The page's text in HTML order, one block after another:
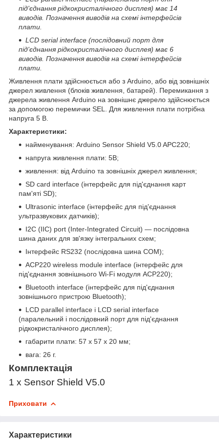
під'єднання рідкокристалічного дисплея) має 14
виводів. Позначення виводів на схемі інтерфейсів
плати.
LCD serial interface (послідовний порт для
під'єднання рідкокристалічного дисплея) має 6
виводів. Позначення виводів на схемі інтерфейсів
плати.
Живлення плати здійснюється або з Arduino, або від зовнішніх
джерел живлення (блоків живлення, батарей). Перемикання з
джерела живлення Arduino на зовнішнє джерело здійснюється
за допомогою перемички SEL. Для живлення плати потрібна
напруга 5 В.
Характеристики:
найменування: Arduino Sensor Shield V5.0 APC220;
напруга живлення плати: 5В;
живлення: від Arduino та зовнішніх джерел живлення;
SD card interface (інтерфейс для під'єднання карт
пам'яті SD);
Ultrasonic interface (інтерфейс для під'єднання
ультразвукових датчиків);
I2C (IIC) port (Inter-Integrated Circuit) — послідовна
шина даних для зв'язку інтегральних схем;
Інтерфейс RS232 (послідовна шина COM);
ACP220 wireless module interface (інтерфейс для
під'єднання зовнішнього Wi-Fi модуля ACP220);
Bluetooth interface (інтерфейс для під'єднання
зовнішнього пристрою Bluetooth);
LCD parallel interface і LCD serial interface
(паралельний і послідовний порт для під'єднання
рідкокристалічного дисплея);
габарити плати: 57 х 57 х 20 мм;
вага: 26 г.
Комплектація
1 x Sensor Shield V5.0
Приховати
Характеристики